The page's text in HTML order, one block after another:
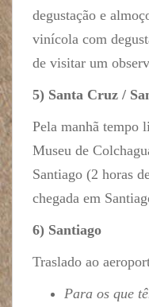
degustação e
vinícola com
de visitar um
5) Santa Cruz /
Pela manhã tempo
Museu de
Santiago (2 horas
chegada em
6) Santiago
Traslado ao
Para os que